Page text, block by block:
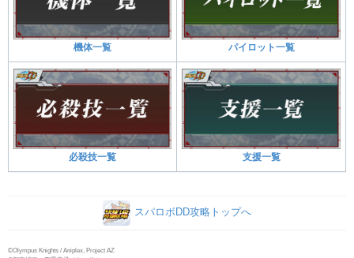
機体一覧 パイロット一覧
必殺技一覧 支援一覧
スパロボDD攻略トップへ
©Olympus Knights / Aniplex, Project AZ